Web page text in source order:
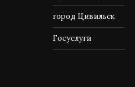
город Цивильск
Госуслуги